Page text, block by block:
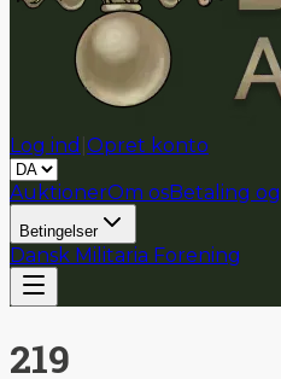
Log ind Opret konto
AuktionerOm osBetaling
Betingelser
Dansk Militaria Forening
219